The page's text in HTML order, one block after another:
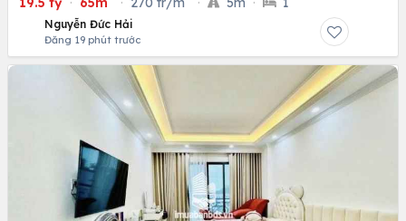
Nguyễn Đức Hải
Đăng 19 phút trước